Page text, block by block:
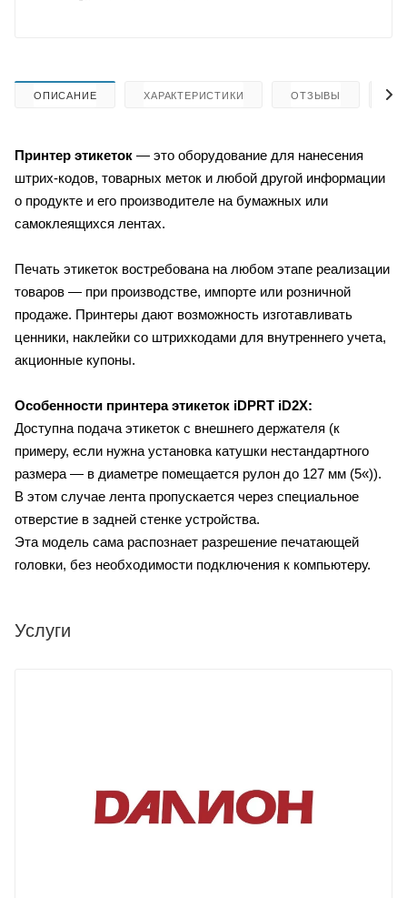
ОПИСАНИЕ ХАРАКТЕРИСТИКИ ОТЗЫВЫ
Принтер этикеток — это оборудование для нанесения
штрих-кодов, товарных меток и любой другой информации
о продукте и его производителе на бумажных или
самоклеящихся лентах.
Печать этикеток востребована на любом этапе реализации
товаров — при производстве, импорте или розничной
продаже. Принтеры дают возможность изготавливать
ценники, наклейки со штрихкодами для внутреннего учета,
акционные купоны.
Особенности принтера этикеток iDPRT iD2X:
Доступна подача этикеток с внешнего держателя (к
примеру, если нужна установка катушки нестандартного
размера — в диаметре помещается рулон до 127 мм (5«)).
В этом случае лента пропускается через специальное
отверстие в задней стенке устройства.
Эта модель сама распознает разрешение печатающей
головки, без необходимости подключения к компьютеру.
Услуги